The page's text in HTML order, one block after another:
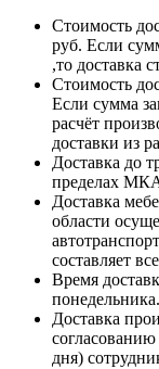
Стоимость
руб. Если
,то
Стоимость
Если сумма
расчёт
доставки из
Доставка до
пределах
Доставка
области
составляет
Время
понедельника.
Доставка
дня)